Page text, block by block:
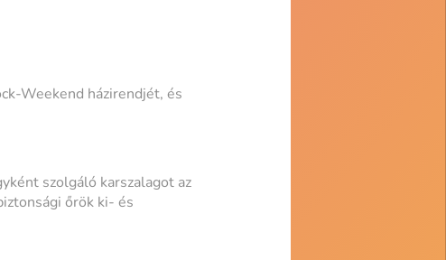
Weekend házirendjét, és
szolgáló karszalagot az
őrök ki- és